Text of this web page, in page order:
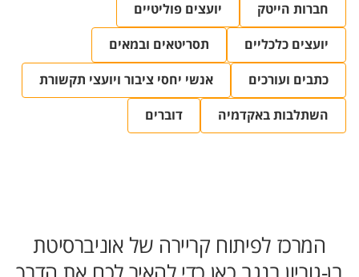
חברות הייטק יועצים פוליטיים
יועצים כלכליים תסריטאים ובמאים
כתבים ועורכים אנשי יחסי ציבור ויועצי תקשורת
השתלבות באקדמיה דוברים
המרכז לפיתוח קריירה של אוניברסיטת